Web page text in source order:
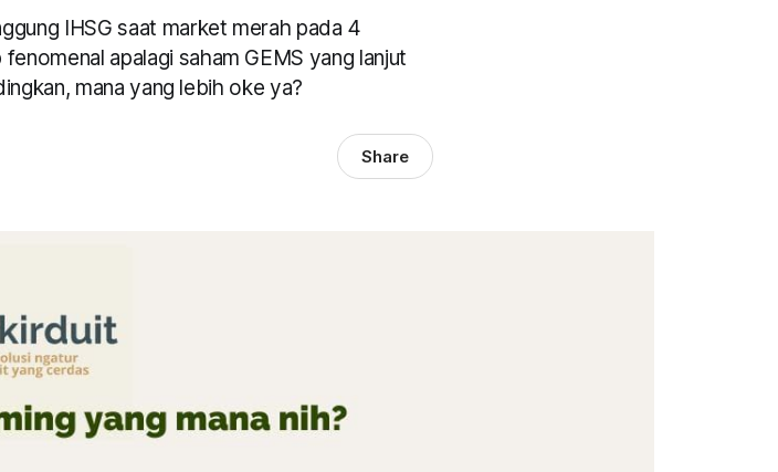
IHSG saat market merah pada 4
apalagi saham GEMS yang lanjut
mana yang lebih oke ya?
Share